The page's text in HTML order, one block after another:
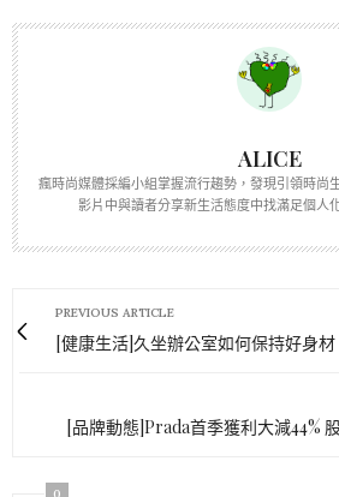
ALICE
瘋時尚媒體採編小組掌握流行趨勢，發現引領時尚
影片中與讀者分享新生活態度中找滿足個人
PREVIOUS ARTICLE
[健康生活]久坐辦公室如何保持好身材
[品牌動態]Prada首季獲利大減44%